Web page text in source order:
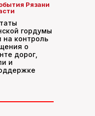
Рязани
гордумы
на контроль
о
дорог,
и